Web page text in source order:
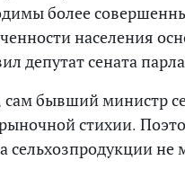
более
населения
депутат сената
бывший министр
стихии.
сельхозпродукции не